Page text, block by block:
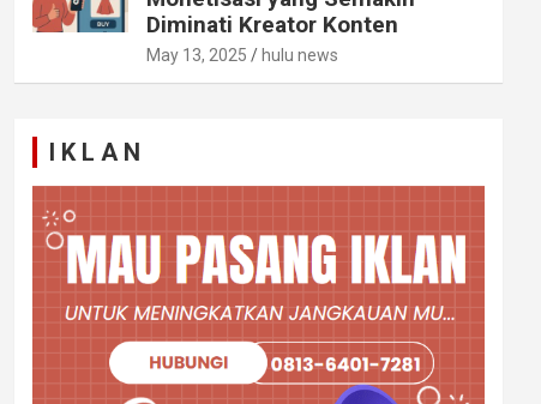
Diminati Kreator Konten
May 13, 2025 hulu news
I K L A N